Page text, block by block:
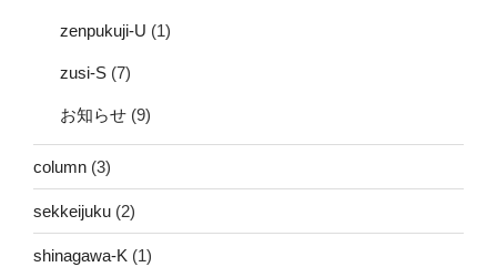
zenpukuji-U (1)
zusi-S (7)
お知らせ (9)
column (3)
sekkeijuku (2)
shinagawa-K (1)